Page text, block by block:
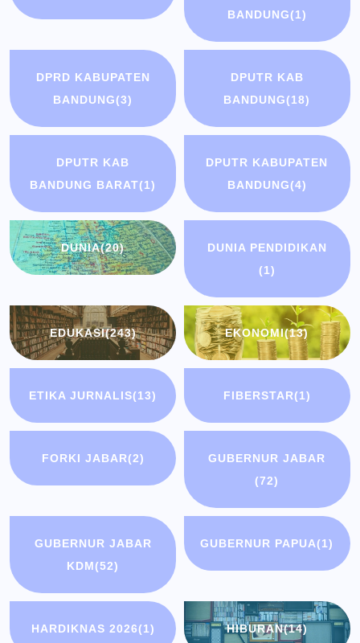
BANDUNG(1)
DPRD KABUPATEN
BANDUNG(3)
DPUTR KAB
BANDUNG(18)
DPUTR KAB
BANDUNG BARAT(1)
DPUTR KABUPATEN
BANDUNG(4)
DUNIA(20)
DUNIA PENDIDIKAN
(1)
EDUKASI(243) EKONOMI(13)
ETIKA JURNALIS(13) FIBERSTAR(1)
FORKI JABAR(2)
GUBERNUR JABAR
(72)
GUBERNUR JABAR
KDM(52)
GUBERNUR PAPUA(1)
HARDIKNAS 2026(1) HIBURAN(14)